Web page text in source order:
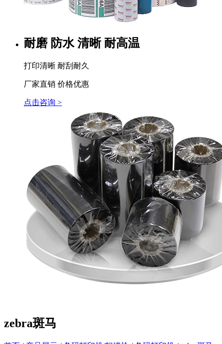
耐磨 防水 清晰 耐高温
打印清晰 耐刮耐久
厂家直销 价格优惠
点击咨询 >
zebra斑马